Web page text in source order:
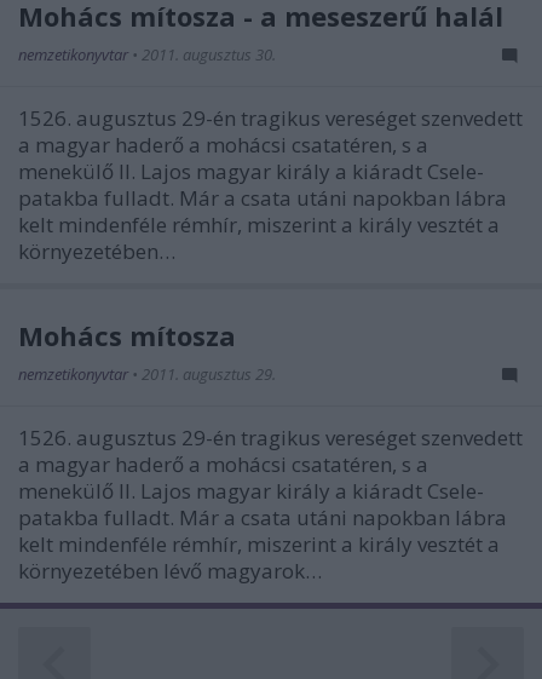
Mohács mítosza - a meseszerű halál
nemzetikonyvtar • 2011. augusztus 30.
1526. augusztus 29-én tragikus vereséget szenvedett
a magyar haderő a mohácsi csatatéren, s a
menekülő II. Lajos magyar király a kiáradt Csele-
patakba fulladt. Már a csata utáni napokban lábra
kelt mindenféle rémhír, miszerint a király vesztét a
környezetében…
Mohács mítosza
nemzetikonyvtar • 2011. augusztus 29.
1526. augusztus 29-én tragikus vereséget szenvedett
a magyar haderő a mohácsi csatatéren, s a
menekülő II. Lajos magyar király a kiáradt Csele-
patakba fulladt. Már a csata utáni napokban lábra
kelt mindenféle rémhír, miszerint a király vesztét a
környezetében lévő magyarok…